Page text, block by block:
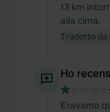
13 km
alla cima.
Tradotto da
Ho
Eravamo